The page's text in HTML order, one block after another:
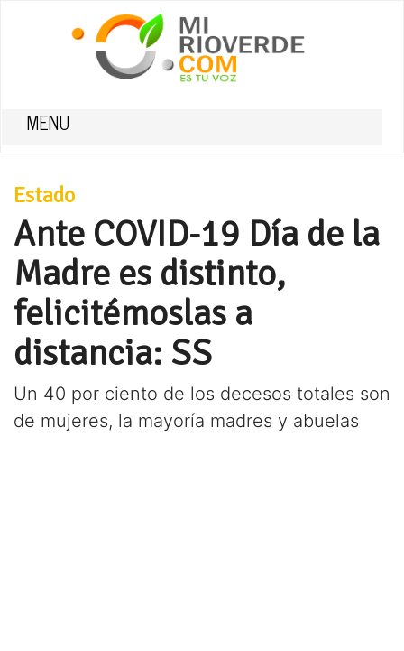
MENU
Estado
Ante COVID-19 Día de la
Madre es distinto,
felicitémoslas a
distancia: SS
Un 40 por ciento de los decesos totales son
de mujeres, la mayoría madres y abuelas